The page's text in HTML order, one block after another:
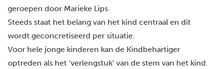
geroepen door Marieke Lips
Steeds staat het belang van het kind centraal en dit
wordt geconcretiseerd per situatie.
Voor hele jonge kinderen kan de Kindbehartiger
optreden als het ‘verlengstuk’ van de stem van het kind.